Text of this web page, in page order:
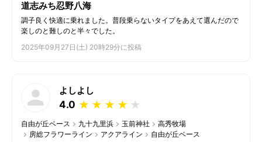
道志みち忍野八海
調子良く快適に乗れました。普段乗らないタイプをあえて選んだので
楽しのと難しのと半々でした。
2025年09月27日(土) 20時29分に投稿
よしよし
4.0 ★
★
★
★
★
自由が丘ベース 九十九里浜 玉前神社
高秀牧場
房総フラワーライン
アクアライン 自由が丘ベース